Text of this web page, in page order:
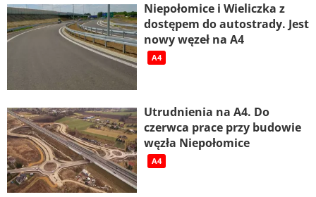
Niepołomice i Wieliczka z
dostępem do autostrady. Jest
nowy węzeł na A4
A4
Utrudnienia na A4. Do
czerwca prace przy budowie
węzła Niepołomice
A4